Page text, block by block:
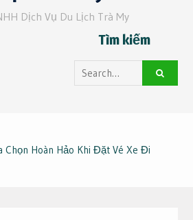
Dịch Vụ Du Lịch Trà My
Tìm kiếm
Search
for:
Chọn Hoàn Hảo Khi Đặt Vé Xe Đi